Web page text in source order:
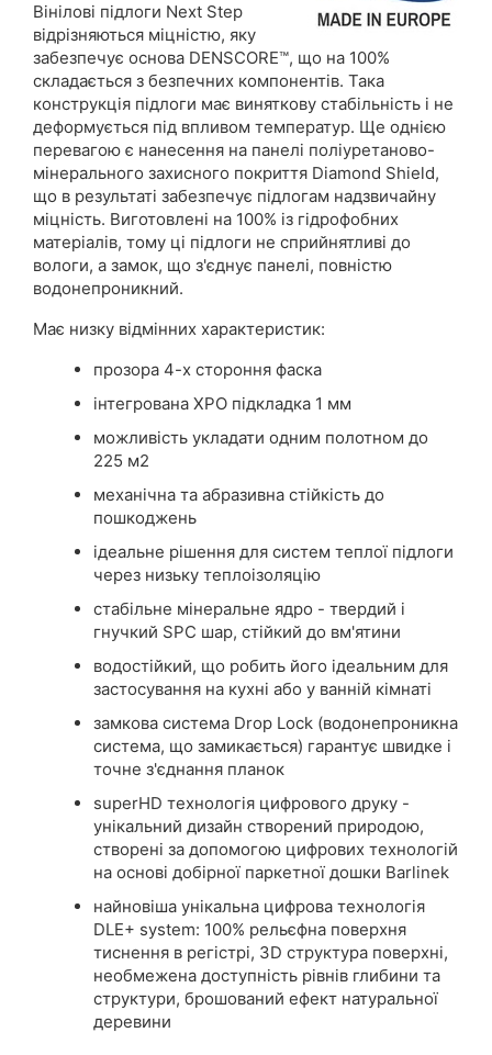
Вінілові підлоги Next Step
відрізняються міцністю, яку
забезпечує основа DENSCORE™, що на 100%
складається з безпечних компонентів. Така
конструкція підлоги має виняткову стабільність і не
деформується під впливом температур. Ще однією
перевагою є нанесення на панелі поліуретаново-
мінерального захисного покриття Diamond Shield,
що в результаті забезпечує підлогам надзвичайну
міцність. Виготовлені на 100% із гідрофобних
матеріалів, тому ці підлоги не сприйнятливі до
вологи, а замок, що з'єднує панелі, повністю
водонепроникний.
Має низку відмінних характеристик:
прозора 4-х стороння фаска
інтегрована XPO підкладка 1 мм
можливість укладати одним полотном до
225 м2
механічна та абразивна стійкість до
пошкоджень
ідеальне рішення для систем теплої підлоги
через низьку теплоізоляцію
стабільне мінеральне ядро ​​- твердий і
гнучкий SPC шар, стійкий до вм'ятини
водостійкий, що робить його ідеальним для
застосування на кухні або у ванній кімнаті
замкова система Drop Lock (водонепроникна
система, що замикається) гарантує швидке і
точне з'єднання планок
superHD технологія цифрового друку -
унікальний дизайн створений природою,
створені за допомогою цифрових технологій
на основі добірної паркетної дошки Barlinek
найновіша унікальна цифрова технологія
DLE+ system: 100% рельєфна поверхня
тиснення в регістрі, 3D структура поверхні,
необмежена доступність рівнів глибини та
структури, брошований ефект натуральної
деревини